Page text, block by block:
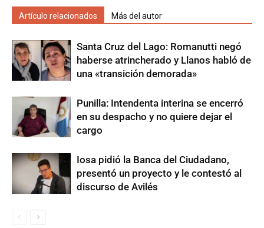
Artículo relacionados Más del autor
Santa Cruz del Lago: Romanutti negó
haberse atrincherado y Llanos habló de
una «transición demorada»
Punilla: Intendenta interina se encerró
en su despacho y no quiere dejar el
cargo
Iosa pidió la Banca del Ciudadano,
presentó un proyecto y le contestó al
discurso de Avilés